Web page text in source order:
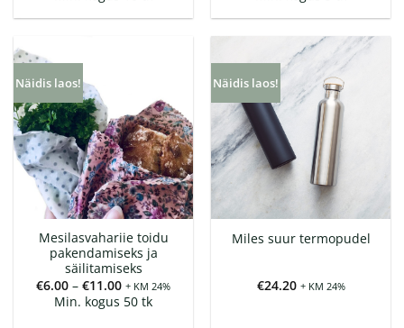
Näidis laos!
Mesilasvahariie toidu
pakendamiseks ja
säilitamiseks
€6.00 – €11.00Hinnavahemik:
€6.00
kuni
+ KM 24%
Min. kogus 50 tk
Näidis laos!
Miles suur termopudel
€24.20 + KM 24%